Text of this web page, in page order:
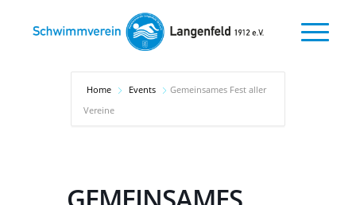
Home Events
Gemeinsames Fest aller
Vereine